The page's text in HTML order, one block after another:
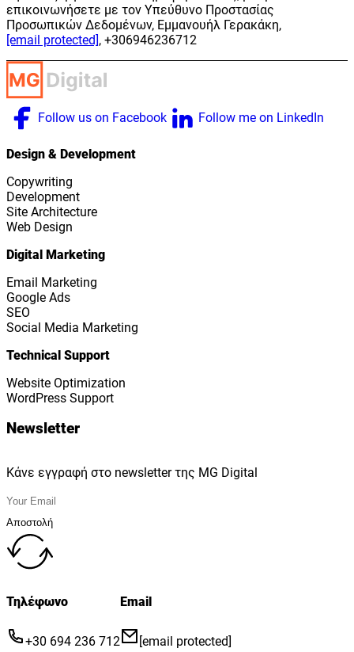
επικοινωνήσετε με τον Υπεύθυνο Προστασίας
Προσωπικών Δεδομένων, Εμμανουήλ Γερακάκη,
[email protected], +306946236712
Follow us on Facebook Follow me on LinkedIn
Design & Development
Copywriting
Development
Site Architecture
Web Design
Digital Marketing
Email Marketing
Google Ads
SEO
Social Media Marketing
Technical Support
Website Optimization
WordPress Support
Newsletter
Κάνε εγγραφή στο newsletter της MG Digital
Αποστολή
Τηλέφωνο
+30 694 236 712
Email
[email protected]